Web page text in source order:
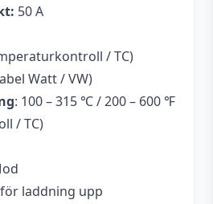
50 A
/ TC)
Watt / VW)
: 100 – 315 ℃ / 200 – 600 ℉
/ TC)
för laddning upp